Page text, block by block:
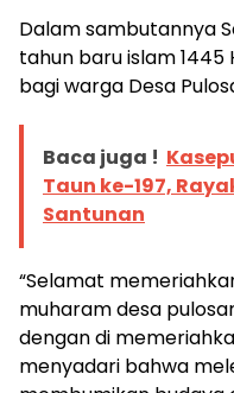
Dalam sambutannya
tahun baru islam 1445
bagi warga Desa
Baca juga !
Taun ke-197,
Santunan
“Selamat
muharam desa
dengan di
menyadari bahwa